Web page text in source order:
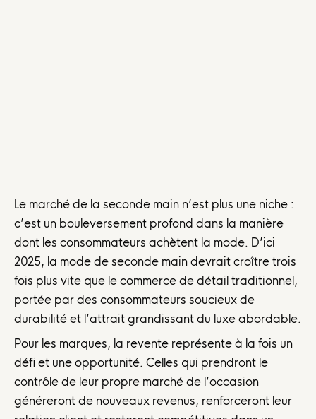
Le marché de la seconde main n’est plus une niche :
c’est un bouleversement profond dans la manière
dont les consommateurs achètent la mode. D’ici
2025, la mode de seconde main devrait croître trois
fois plus vite que le commerce de détail traditionnel,
portée par des consommateurs soucieux de
durabilité et l’attrait grandissant du luxe abordable.
Pour les marques, la revente représente à la fois un
défi et une opportunité. Celles qui prendront le
contrôle de leur propre marché de l’occasion
généreront de nouveaux revenus, renforceront leur